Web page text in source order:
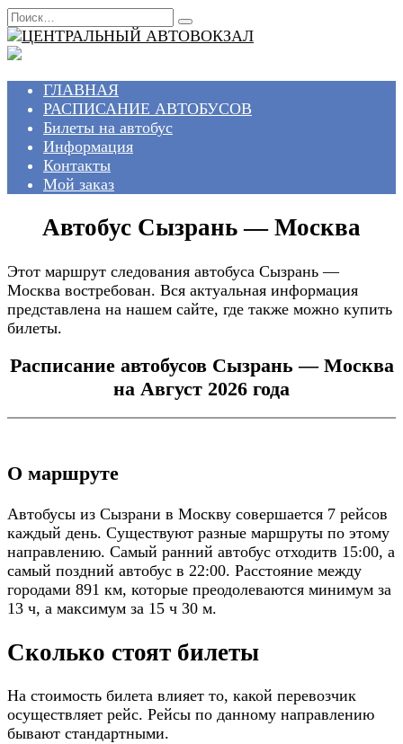
Перейти
к
содержанию
Search
for:
ГЛАВНАЯ
РАСПИСАНИЕ АВТОБУСОВ
Билеты на автобус
Информация
Контакты
Мой заказ
Автобус Сызрань — Москва
Этот маршрут следования автобуса Сызрань —
Москва востребован. Вся актуальная информация
представлена на нашем сайте, где также можно купить
билеты.
Расписание автобусов Сызрань — Москва
на Август 2026 года
О маршруте
Автобусы из Сызрани в Москву совершается 7 рейсов
каждый день. Существуют разные маршруты по этому
направлению. Самый ранний автобус отходитв 15:00, а
самый поздний автобус в 22:00. Расстояние между
городами 891 км, которые преодолеваются минимум за
13 ч, а максимум за 15 ч 30 м.
Сколько стоят билеты
На стоимость билета влияет то, какой перевозчик
осуществляет рейс. Рейсы по данному направлению
бывают стандартными.